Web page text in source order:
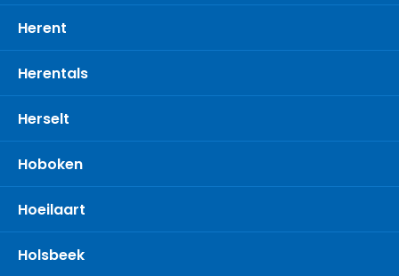
Herent
Herentals
Herselt
Hoboken
Hoeilaart
Holsbeek